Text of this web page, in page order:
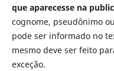
que aparecesse na
cognome, pseudônimo
pode ser informado no
mesmo deve ser feito
exceção.